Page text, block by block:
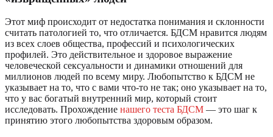
Этот миф происходит от недостатка понимания и склонности
считать патологией то, что отличается. БДСМ нравится людям
из всех слоев общества, профессий и психологических
профилей. Это действительное и здоровое выражение
человеческой сексуальности и динамики отношений для
миллионов людей по всему миру. Любопытство к БДСМ не
указывает на то, что с вами что-то не так; оно указывает на то,
что у вас богатый внутренний мир, который стоит
исследовать. Прохождение нашего теста БДСМ — это шаг к
принятию этого любопытства здоровым образом.